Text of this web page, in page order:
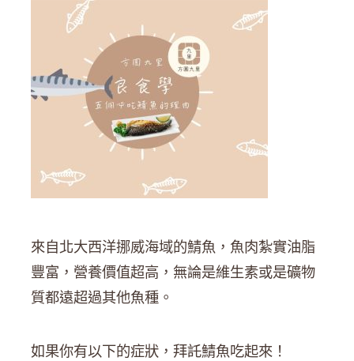
來自北大西洋挪威海域的鯖魚，魚肉紮實油脂
豐富，營養價值超高，無論是維生素或是礦物
質都遠超過其他魚種。
如果你有以下的症狀，拜託鯖魚吃起來！